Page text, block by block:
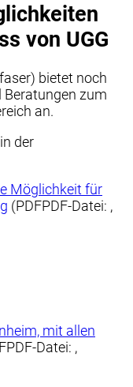
von UGG
bietet noch
Beratungen zum
an.
der
Möglichkeit für
(PDFPDF-Datei: ,
mit allen
PDF-Datei: ,